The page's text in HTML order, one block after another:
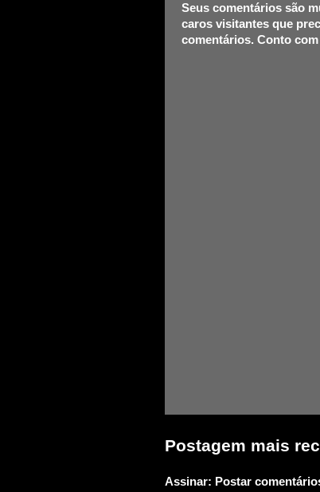
Seus comentários são
caros visitantes que
comentários. Conto
Postagem mais
Assinar: Postar